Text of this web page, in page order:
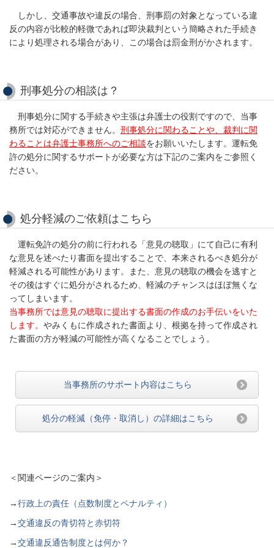
しかし、交通事故や違反の場合、刑事罰の対象となっている違
反の内容が比較的軽微であれば即決裁判という簡略された手続き
により処理される場合があり、この場合は罰金刑がかされます。
刑事処分の相談は？
刑事処分に関する手続きや主張は弁護士の役割ですので、当事
務所では対応ができません。 刑事処分に関わることや、裁判に関
わることは弁護士事務所へのご相談をお願いいたします。運転免
許の処分に関するサポートが必要な方は下記のご案内をご参照く
ださい。
処分軽減のご依頼はこちら
運転免許の処分の前に行われる「意見の聴取」にて自己に有利
な意見を述べたり書面を提出することで、本来されるべき処分が
軽減される可能性があります。また、意見の聴取の機会を逃すと
その後はすぐに処分がされるため、軽減のチャンスはほぼ無くな
ってしまいます。
当事務所では意見の聴取に提出する書面の作成のお手伝いをいた
します。 やみくもに作成された書面より、根拠を持って作成され
た書面の方が軽減の可能性が高くなることでしょう。
当事務所のサポート内容はこちら
処分の軽減（免停・取消し）の詳細はこちら
＜関連ページのご案内＞
→行政上の責任（点数制度とペナルティ）
→交通違反の青切符と赤切符
→交通違反通告制度とは何か？